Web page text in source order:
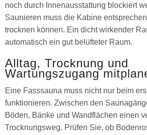
noch durch Innenausstattung blockiert
Saunieren muss die Kabine
trocknen können. Ein dicht wirkender
automatisch ein gut belüfteter Raum.
Alltag, Trocknung und
Wartungszugang
Eine Fasssauna muss nicht nur beim
funktionieren. Zwischen den
Böden, Bänke und Wandflächen einen
Trocknungsweg. Prüfen Sie, ob